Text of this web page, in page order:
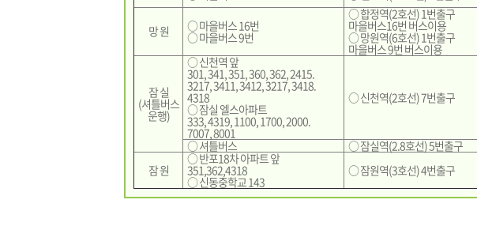
망 원 ○ 마을버스 16번
○ 마을버스 9번
○ 합정역(2호선) 1번출구
마을버스16번 버스이용
○ 망원역(6호선) 1번출구
마을버스 9번 버스이용
잠 실
(셔틀버스
운행)
○ 신천역 앞
301, 341, 351, 360, 362, 2415.
3217, 3411, 3412, 3217, 3418.
4318
○ 잠실 엘스아파트
333, 4319, 1100, 1700, 2000.
7007, 8001
○ 신천역(2호선) 7번출구
○ 셔틀버스
○ 잠실역(2.8호선) 5번출구
잠 원
○ 반포18차 아파트 앞
351,362,4318
○ 신동중학교 143
○ 잠원역(3호선) 4번출구